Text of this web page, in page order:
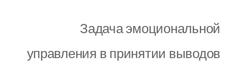
Задача эмоциональной
управления в принятии выводов